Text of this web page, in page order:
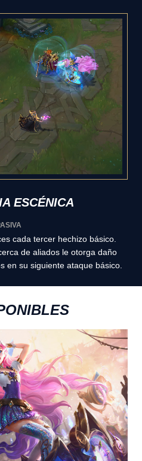
ESCÉNICA
cada tercer hechizo básico.
de aliados le otorga daño
en su siguiente ataque básico.